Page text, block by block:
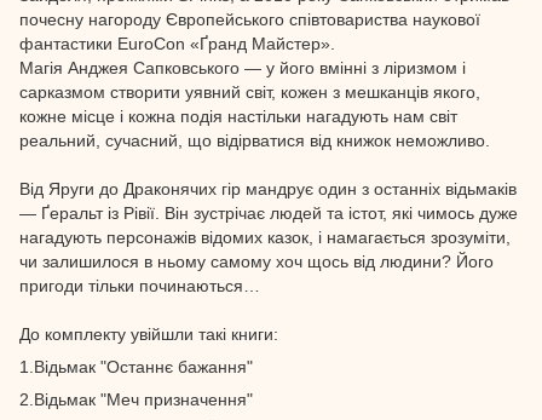
почесну нагороду Європейського співтовариства наукової
фантастики EuroCon «Ґранд Майстер».
Магія Анджея Сапковського — у його вмінні з ліризмом і
сарказмом створити уявний світ, кожен з мешканців якого,
кожне місце і кожна подія настільки нагадують нам світ
реальний, сучасний, що відірватися від книжок неможливо.
Від Яруги до Драконячих гір мандрує один з останніх відьмаків
— Ґеральт із Рівії. Він зустрічає людей та істот, які чимось дуже
нагадують персонажів відомих казок, і намагається зрозуміти,
чи залишилося в ньому самому хоч щось від людини? Його
пригоди тільки починаються…
До комплекту увійшли такі книги:
1.Відьмак "Останнє бажання"
2.Відьмак "Меч призначення"